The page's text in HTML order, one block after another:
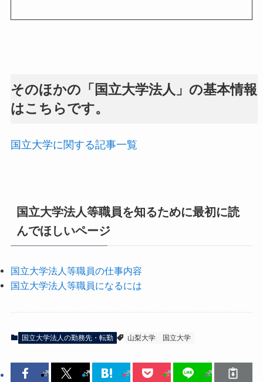
そのほかの「国立大学法人」の基本情報
はこちらです。
国立大学に関する記事一覧
国立大学法人等職員を知るために最初に読
んでほしいページ
国立大学法人等職員の仕事内容
国立大学法人等職員になるには
国立大学法人の勤務先・転勤 山梨大学 国立大学